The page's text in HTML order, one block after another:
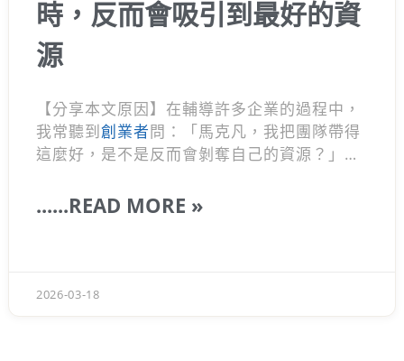
時，反而會吸引到最好的資
源
【分享本文原因】在輔導許多企業的過程中，
我常聽到創業者問：「馬克凡，我把團隊帶得
這麼好，是不是反而會剝奪自己的資源？」這
頂層的領導者，越懂一個反直覺的道理：想盡
......READ MORE »
2026-03-18